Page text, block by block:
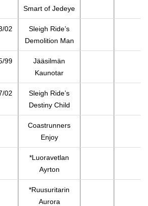
Smart of Jedeye
02
Sleigh Ride’s
Demolition Man
99
Jääsilmän
Kaunotar
02
Sleigh Ride’s
Destiny Child
Coastrunners
Enjoy
*Luoravetlan
Ayrton
*Ruusuritarin
Aurora